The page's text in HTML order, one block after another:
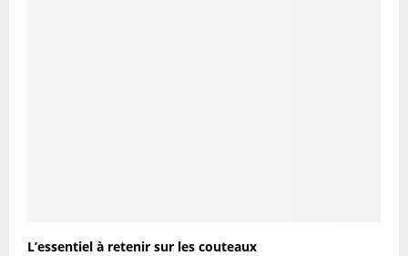
L’essentiel à retenir sur les couteaux